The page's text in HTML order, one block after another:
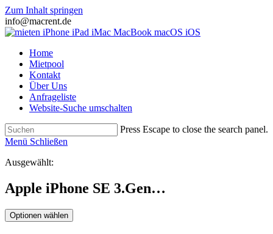
Zum Inhalt springen
info@macrent.de
Home
Mietpool
Kontakt
Über Uns
Anfrageliste
Website-Suche umschalten
Press Escape to close the search panel.
Menü Schließen
Ausgewählt:
Apple iPhone SE 3.Gen…
Optionen wählen